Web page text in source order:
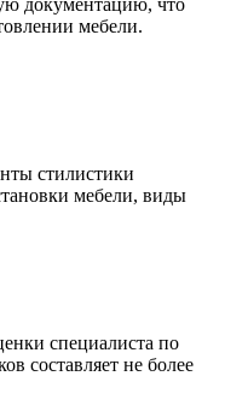
документацию, что
мебели.
стилистики
мебели, виды
специалиста по
составляет не более